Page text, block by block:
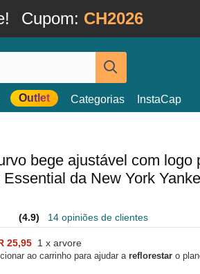
Cupom: CH2026
Outlet Categorias InstaCap
bege ajustável com logo
Essential da New York
(4.9) 14 opiniões de clientes
25,95 1 x arvore
ao carrinho para ajudar a reflorestar o